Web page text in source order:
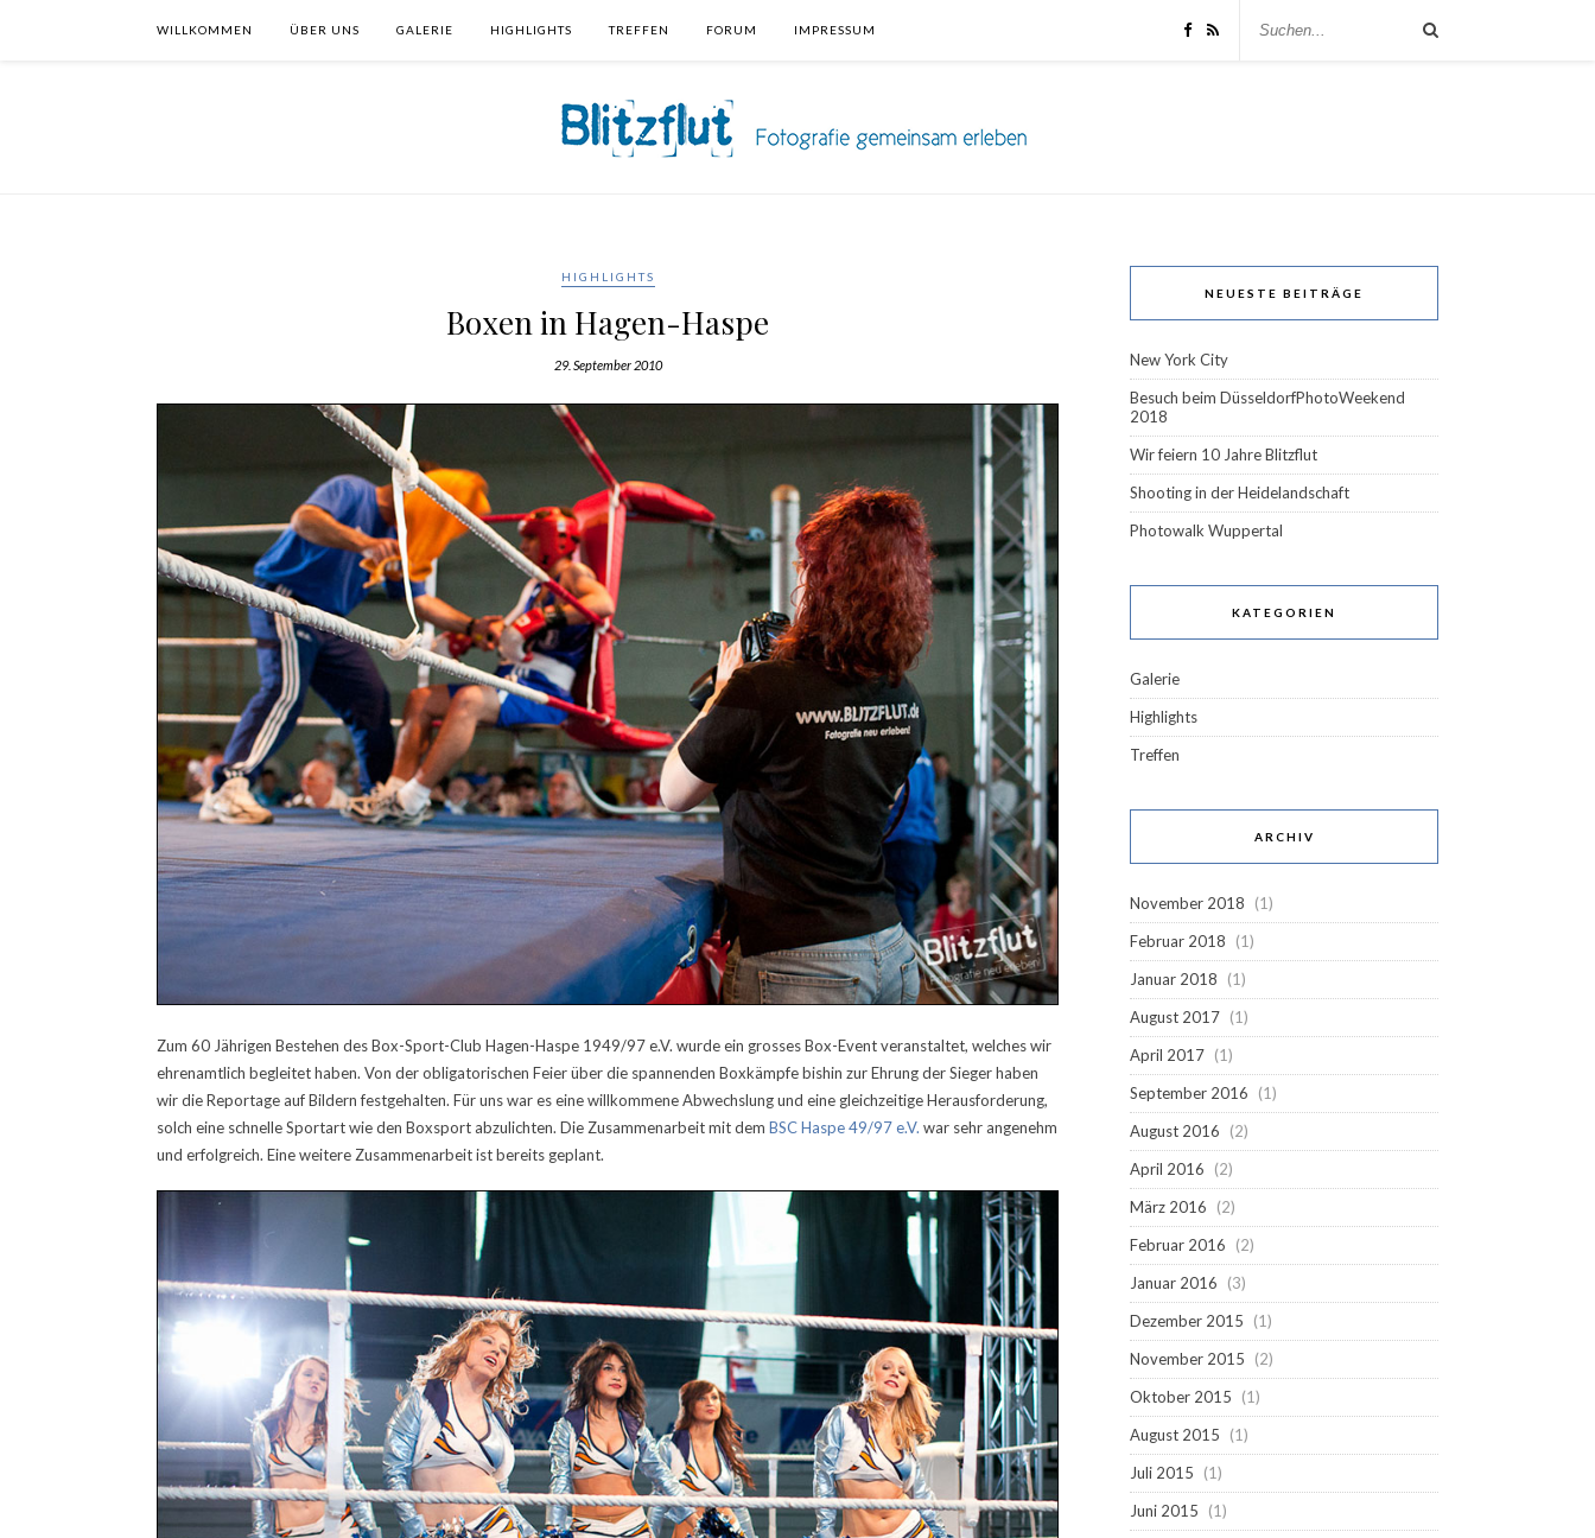
WILLKOMMEN ÜBER UNS GALERIE HIGHLIGHTS TREFFEN FORUM IMPRESSUM
HIGHLIGHTS
Boxen in Hagen-Haspe
29. September 2010
Zum 60 Jährigen Bestehen des Box-Sport-Club Hagen-Haspe 1949/97 e.V. wurde ein grosses Box-Event veranstaltet, welches wir
ehrenamtlich begleitet haben. Von der obligatorischen Feier über die spannenden Boxkämpfe bishin zur Ehrung der Sieger haben
wir die Reportage auf Bildern festgehalten. Für uns war es eine willkommene Abwechslung und eine gleichzeitige Herausforderung,
solch eine schnelle Sportart wie den Boxsport abzulichten. Die Zusammenarbeit mit dem BSC Haspe 49/97 e.V. war sehr angenehm
und erfolgreich. Eine weitere Zusammenarbeit ist bereits geplant.
NEUESTE BEITRÄGE
New York City
Besuch beim DüsseldorfPhotoWeekend
2018
Wir feiern 10 Jahre Blitzflut
Shooting in der Heidelandschaft
Photowalk Wuppertal
KATEGORIEN
Galerie
Highlights
Treffen
ARCHIV
November 2018
(1)
Februar 2018
(1)
Januar 2018
(1)
August 2017 (1)
April 2017 (1)
September 2016
(1)
August 2016
(2)
April 2016
(2)
März 2016
(2)
Februar 2016
(2)
Januar 2016
(3)
Dezember 2015
(1)
November 2015
(2)
Oktober 2015
(1)
August 2015
(1)
Juli 2015
(1)
Juni 2015
(1)